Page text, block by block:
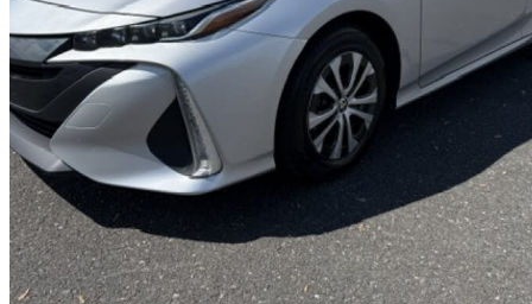
2021 Toyota Prius Prime
104 300 km
22 994 $ Affaire
404 $/mois env.
Lévis, QC